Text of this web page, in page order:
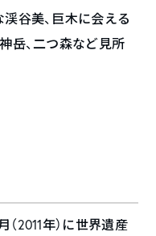
谷美、巨木に会える
岳、二つ森など見所
2011年）に世界遺産